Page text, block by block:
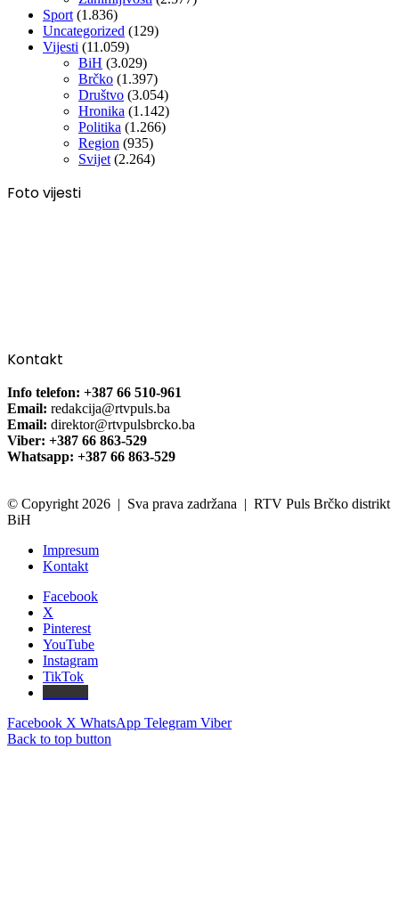
Sport (1.836)
Uncategorized (129)
Vijesti (11.059)
BiH (3.029)
Brčko (1.397)
Društvo (3.054)
Hronika (1.142)
Politika (1.266)
Region (935)
Svijet (2.264)
Foto vijesti
Kontakt
Info telefon: +387 66 510-961
Email: redakcija@rtvpuls.ba
Email: direktor@rtvpulsbrcko.ba
Viber: +387 66 863-529
Whatsapp: +387 66 863-529
© Copyright 2026 | Sva prava zadržana | RTV Puls Brčko distrikt
BiH
Impresum
Kontakt
Facebook
X
Pinterest
YouTube
Instagram
TikTok
Facebook X WhatsApp Telegram Viber
Back to top button